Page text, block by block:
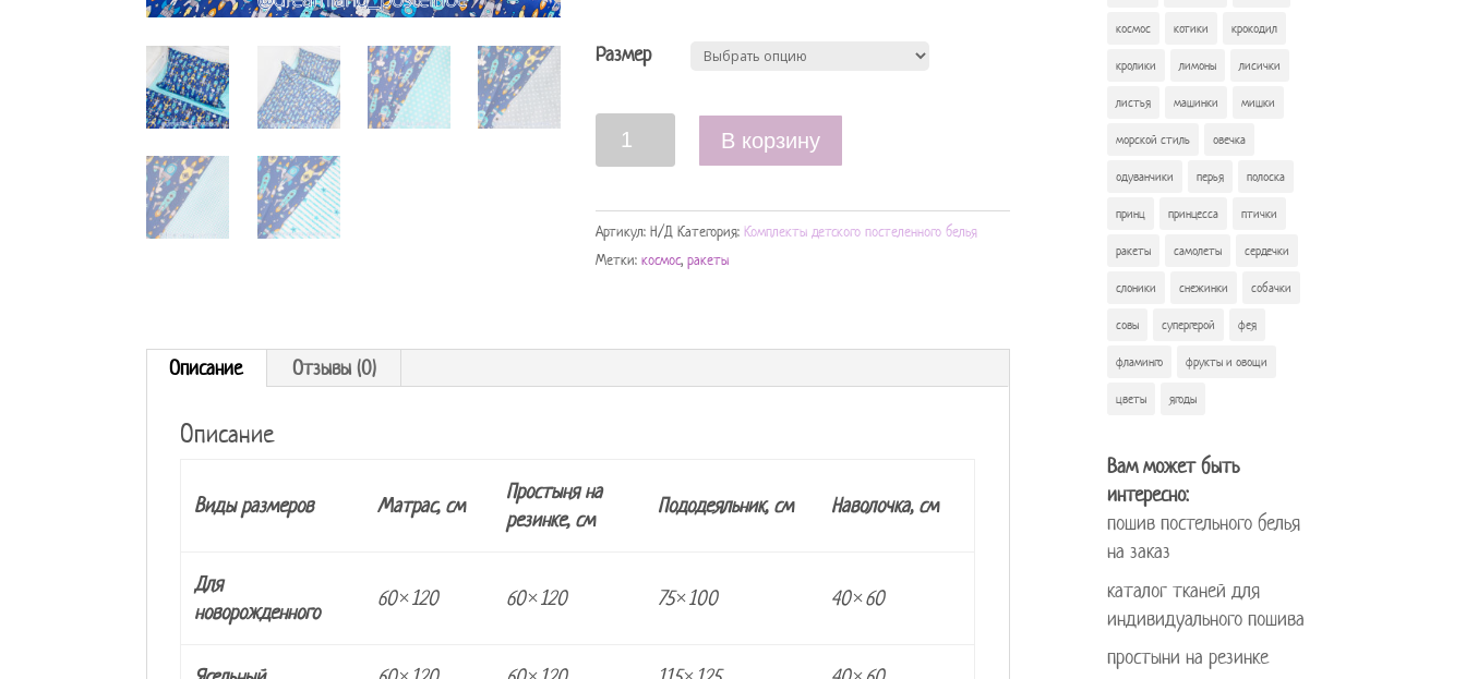
Размер
Количество
В корзину
Артикул:Н/Д Категория:Комплекты детского постеленного белья
Метки:космос,ракеты
Описание Отзывы (0)
Описание
Виды размеров Матрас, см
Простыня на
резинке, см
Пододеяльник, см Наволочка, см
Для
новорожденного
60×120 60×120 75×100 40×60
космос котики крокодил
кролики лимоны лисички
листья машинки мишки
морской стиль овечка
одуванчики перья полоска
принц принцесса птички
ракеты самолеты сердечки
слоники снежинки собачки
совы супергерой фея
фламинго фрукты и овощи
цветы ягоды
Вам может быть
интересно:
пошив постельного белья
на заказ
каталог тканей для
индивидуального пошива
простыни на резинке